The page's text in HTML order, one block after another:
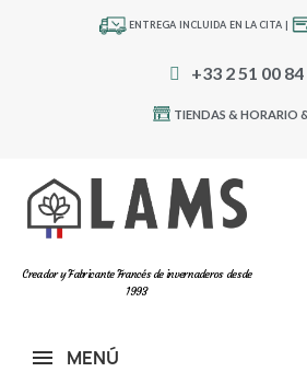
ENTREGA INCLUIDA EN LA CITA |
+33 2 51 00 84
TIENDAS & HORARIO
Creador y Fabricante Francés de invernaderos desde
1993
MENÚ